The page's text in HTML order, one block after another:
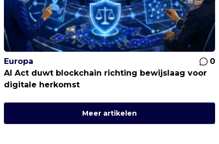
Europa
0
AI Act duwt blockchain richting bewijslaag voor
digitale herkomst
Meer artikelen